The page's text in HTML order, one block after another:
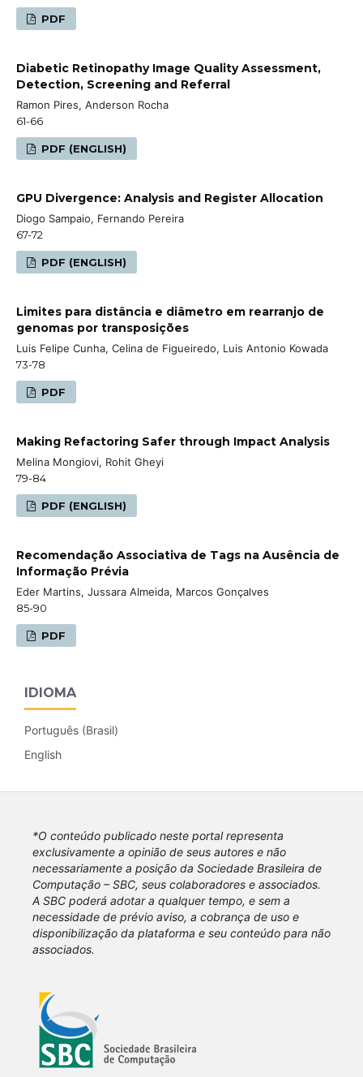
PDF
Diabetic Retinopathy Image Quality Assessment,
Detection, Screening and Referral
Ramon Pires, Anderson Rocha
61-66
PDF (ENGLISH)
GPU Divergence: Analysis and Register Allocation
Diogo Sampaio, Fernando Pereira
67-72
PDF (ENGLISH)
Limites para distância e diâmetro em rearranjo de
genomas por transposições
Luis Felipe Cunha, Celina de Figueiredo, Luis Antonio Kowada
73-78
PDF
Making Refactoring Safer through Impact Analysis
Melina Mongiovi, Rohit Gheyi
79-84
PDF (ENGLISH)
Recomendação Associativa de Tags na Ausência de
Informação Prévia
Eder Martins, Jussara Almeida, Marcos Gonçalves
85-90
PDF
IDIOMA
Português (Brasil)
English
*O conteúdo publicado neste portal representa
exclusivamente a opinião de seus autores e não
necessariamente a posição da Sociedade Brasileira de
Computação – SBC, seus colaboradores e associados.
A SBC poderá adotar a qualquer tempo, e sem a
necessidade de prévio aviso, a cobrança de uso e
disponibilização da plataforma e seu conteúdo para não
associados.